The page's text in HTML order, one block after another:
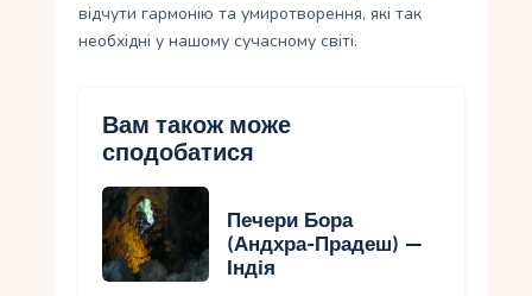
відчути гармонію та умиротворення, які так
необхідні у нашому сучасному світі.
Вам також може
сподобатися
Печери Бора
(Андхра-Прадеш) —
Індія